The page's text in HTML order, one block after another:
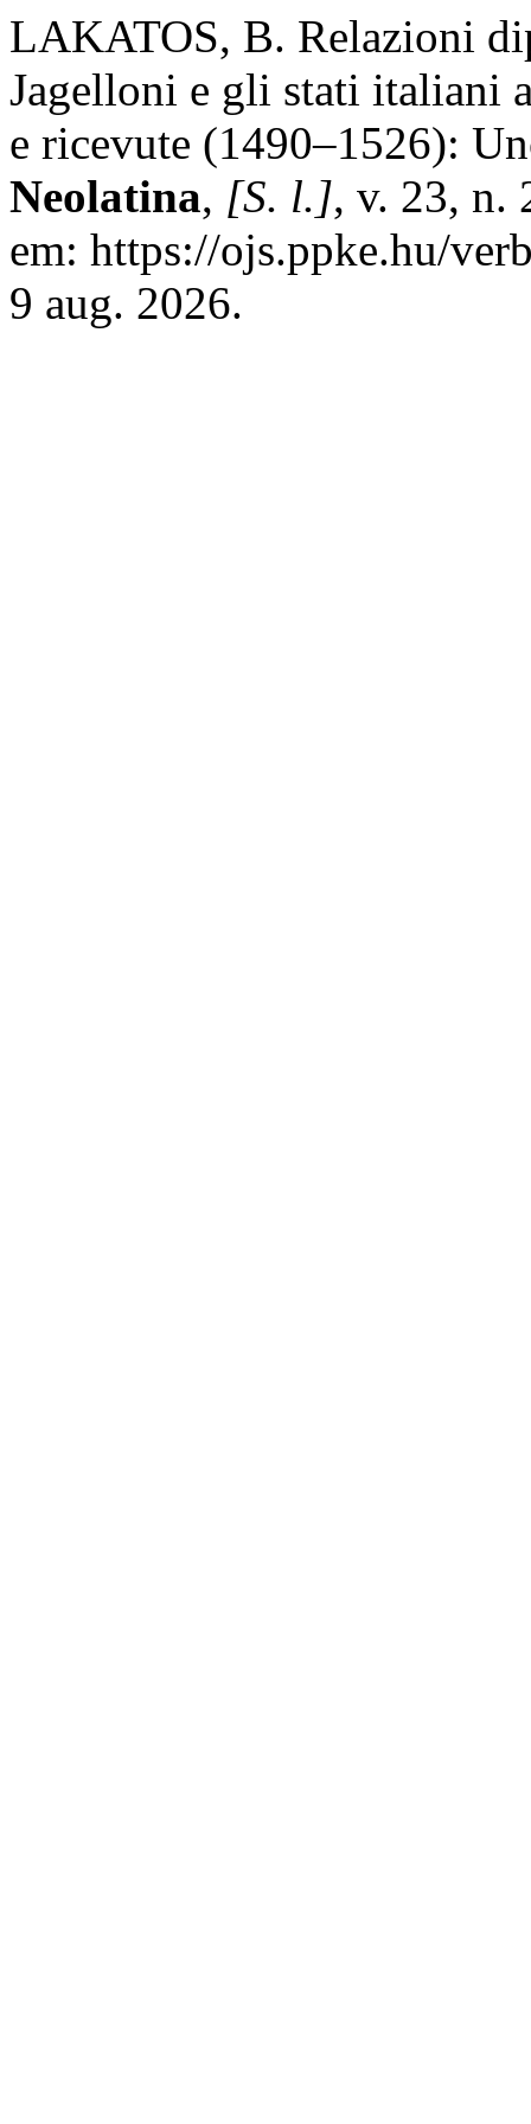
LAKATOS, B. Relazioni
Jagelloni e gli stati italiani
e ricevute (1490–1526):
Neolatina, [S. l.], v. 23, n.
em: https://ojs.ppke.hu/
9 aug. 2026.